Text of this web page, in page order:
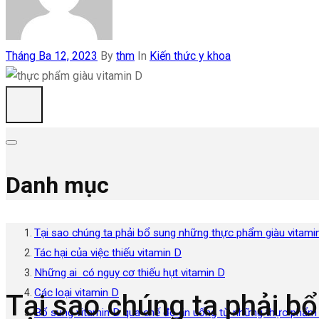
Tháng Ba 12, 2023 By thm In Kiến thức y khoa
Danh mục
Tại sao chúng ta phải bổ sung những thực phẩm giàu
Tác hại của việc thiếu vitamin D
Những ai có nguy cơ thiếu hụt vitamin D
Các loại vitamin D
Bổ sung vitamin D qua chế độ ăn uống từ những thực phẩm
Tại sao chúng ta phải